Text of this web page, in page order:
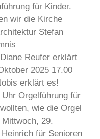
für Kinder.
wir die Kirche
Stefan
Reufer erklärt
2025 17.00
erklärt es!
Orgelführung für
wie die Orgel
29.
für Senioren